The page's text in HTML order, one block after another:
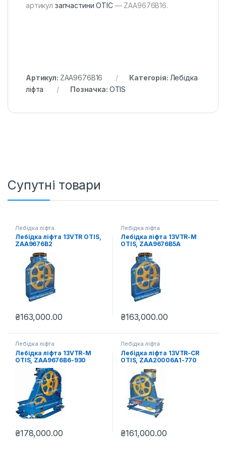
артикул запчастини ОТІС— ZAA9676B16.
Артикул: ZAA9676B16 Категорія: Лебідка
ліфта
Позначка: OTIS
Супутні товари
Лебідка ліфта
Лебідка ліфта 13VTR OTIS,
ZAA9676B2
₴163,000.00
Лебідка ліфта
Лебідка ліфта 13VTR-M
OTIS, ZAA9676B5А
₴163,000.00
Лебідка ліфта
Лебідка ліфта 13VTR-M
OTIS, ZAA9676B6-930
₴178,000.00
Лебідка ліфта
Лебідка ліфта 13VTR-CR
OTIS, ZAA20006А1-770
₴161,000.00